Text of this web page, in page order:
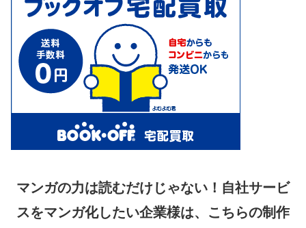
マンガの力は読むだけじゃない！自社サービ
スをマンガ化したい企業様は、こちらの制作